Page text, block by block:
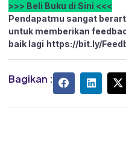
>>> Beli Buku di Sini <<<
Pendapatmu sangat
untuk memberikan
baik lagi https://bit.ly/
Bagikan :